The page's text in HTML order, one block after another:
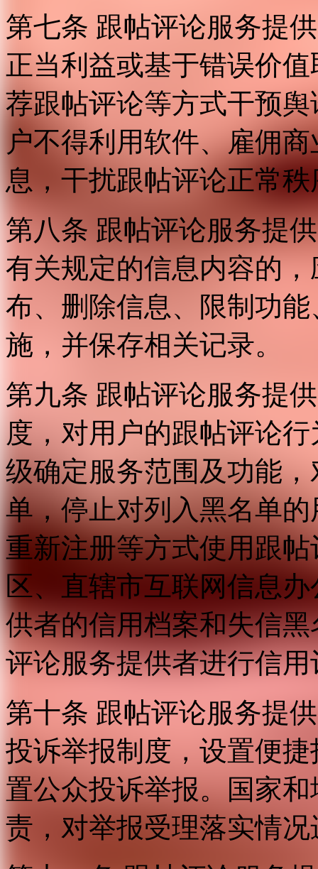
第七条 跟帖评论服务提
正当利益或基于错误价
荐跟帖评论等方式干预
户不得利用软件、雇佣
息，干扰跟帖评论正常
第八条 跟帖评论服务提
有关规定的信息内容的
布、删除信息、限制功
施，并保存相关记录。
第九条 跟帖评论服务提
度，对用户的跟帖评论
级确定服务范围及功能
单，停止对列入黑名单
重新注册等方式使用跟
区、直辖市互联网信息
供者的信用档案和失信
评论服务提供者进行信用
第十条 跟帖评论服务提
投诉举报制度，设置便
置公众投诉举报。国家
责，对举报受理落实情